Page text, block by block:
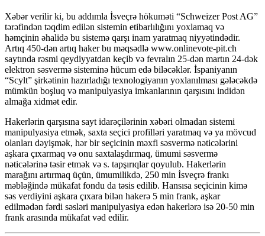
Xəbər verilir ki, bu addımla İsveçrə hökuməti “Schweizer Post AG”
tərəfindən təqdim edilən sistemin etibarlılığını yoxlamaq və
həmçinin əhalidə bu sistemə qarşı inam yaratmaq niyyətindədir.
Artıq 450-dən artıq haker bu məqsədlə www.onlinevote-pit.ch
saytında rəsmi qeydiyyatdan keçib və fevralın 25-dən martın 24-dək
elektron səsvermə sisteminə hücum edə biləcəklər. İspaniyanın
“Scylt” şirkətinin hazırladığı texnologiyanın yoxlanılması gələcəkdə
mümkün boşluq və manipulyasiya imkanlarının qarşısını indidən
almağa xidmət edir.
Hakerlərin qarşısına sayt idarəçilərinin xəbəri olmadan sistemi
manipulyasiya etmək, saxta seçici profilləri yaratmaq və ya mövcud
olanları dəyişmək, hər bir seçicinin məxfi səsvermə nəticələrini
aşkara çıxarmaq və onu saxtalaşdırmaq, ümumi səsvermə
nəticələrinə təsir etmək və s. tapşırıqlar qoyulub. Hakerlərin
marağını artırmaq üçün, ümumilikdə, 250 min İsveçrə frankı
məbləğində mükafat fondu da təsis edilib. Hansısa seçicinin kimə
səs verdiyini aşkara çıxara bilən hakerə 5 min frank, aşkar
edilmədən fərdi səsləri manipulyasiya edən hakerlərə isə 20-50 min
frank arasında mükafat vəd edilir.